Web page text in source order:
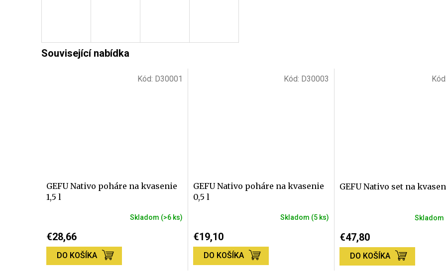
GEFU Nativo poháre na kvasenie
1,5 l
produktu
5,0
Skladom (>6 ks)
€28,66
DO KOŠÍKA
Kód: D30001
GEFU Nativo poháre na kvasenie
0,5 l
produktu
5,0
Skladom (5 ks)
€19,10
DO KOŠÍKA
Kód: D30003
GEFU Nativo set na
produktu
5,0
Skladom
€47,80
DO KOŠÍKA